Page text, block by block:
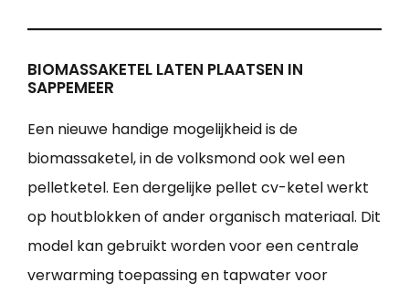
BIOMASSAKETEL LATEN PLAATSEN IN
SAPPEMEER
Een nieuwe handige mogelijkheid is de
biomassaketel, in de volksmond ook wel een
pelletketel. Een dergelijke pellet cv-ketel werkt
op houtblokken of ander organisch materiaal. Dit
model kan gebruikt worden voor een centrale
verwarming toepassing en tapwater voor